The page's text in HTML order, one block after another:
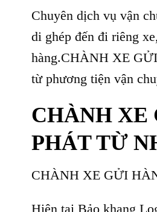
Chuyên dịch vụ vận
di ghép đến đi riêng
hàng.CHÀNH XE
từ phương tiện vận
CHÀNH XE
PHÁT TỪ
CHÀNH XE GỬI
Hiện tại Bảo khang